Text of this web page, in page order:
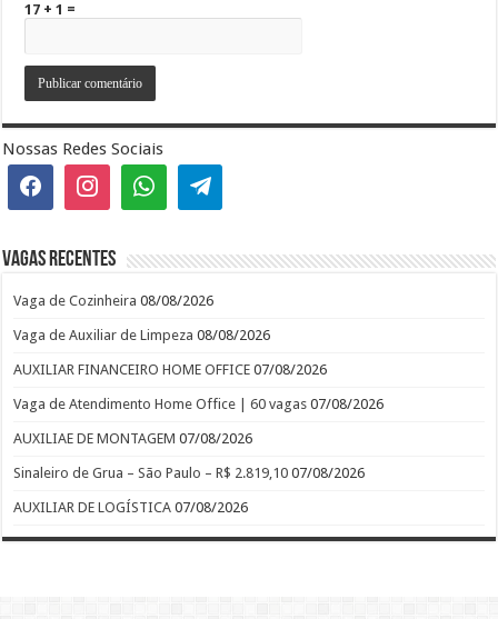
17 + 1 =
Nossas Redes Sociais
Vagas recentes
Vaga de Cozinheira 08/08/2026
Vaga de Auxiliar de Limpeza 08/08/2026
AUXILIAR FINANCEIRO HOME OFFICE 07/08/2026
Vaga de Atendimento Home Office | 60 vagas 07/08/2026
AUXILIAE DE MONTAGEM 07/08/2026
Sinaleiro de Grua – São Paulo – R$ 2.819,10 07/08/2026
AUXILIAR DE LOGÍSTICA 07/08/2026